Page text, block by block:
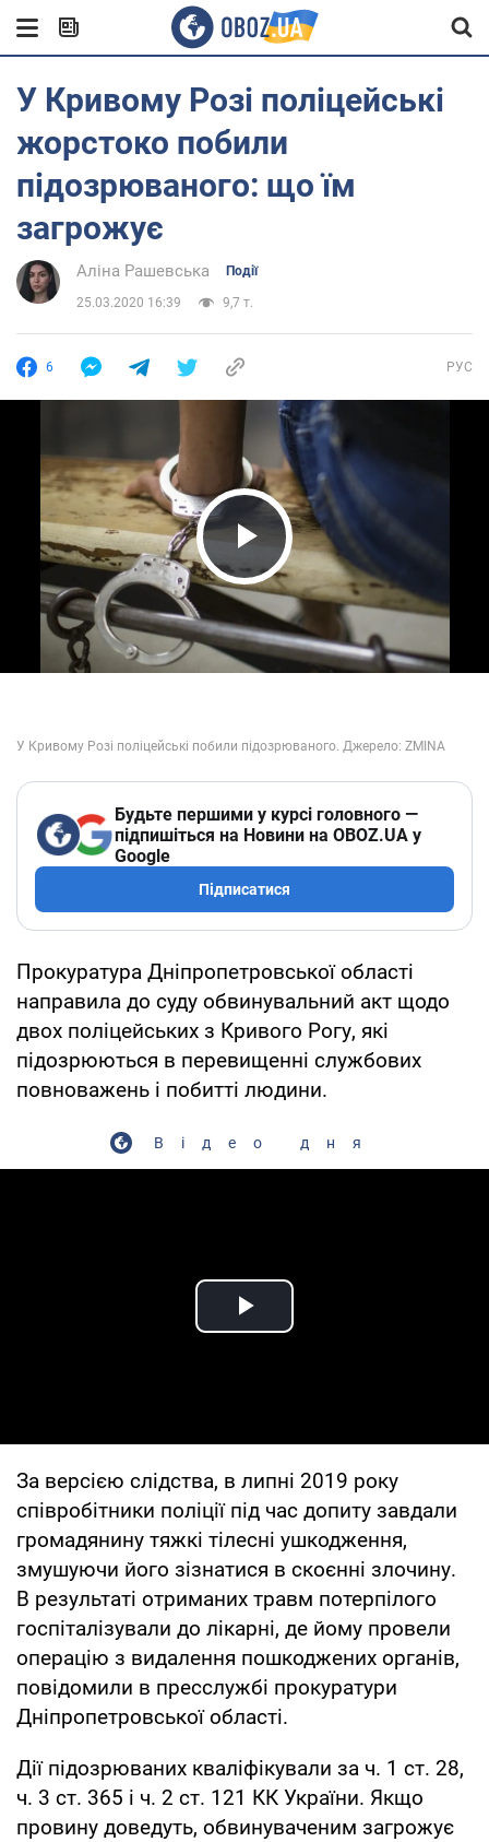
У Кривому Розі поліцейські
жорстоко побили
підозрюваного: що їм
загрожує
Аліна Рашевська Події
25.03.2020 16:39 9,7 т.
6 РУС
Play Video
Будьте першими у курсі головного —
підпишіться на Новини на OBOZ.UA у
Google
Підписатися
Прокуратура Дніпропетровської області
направила до суду обвинувальний акт щодо
двох поліцейських з Кривого Рогу, які
підозрюються в перевищенні службових
повноважень і побитті людини.
Відео дня
Play Video
За версією слідства, в липні 2019 року
співробітники поліції під час допиту завдали
громадянину тяжкі тілесні ушкодження,
змушуючи його зізнатися в скоєнні злочину.
В результаті отриманих травм потерпілого
госпіталізували до лікарні, де йому провели
операцію з видалення пошкоджених органів,
повідомили в пресслужбі прокуратури
Дніпропетровської області.
Дії підозрюваних кваліфікували за ч. 1 ст. 28,
ч. 3 ст. 365 і ч. 2 ст. 121 КК України. Якщо
провину доведуть, обвинуваченим загрожує